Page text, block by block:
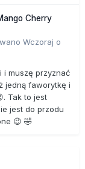
Cherry
Wczoraj o
i muszę przyznać
jedną faworytkę i
Tak to jest
jest do przodu
😉 🤣